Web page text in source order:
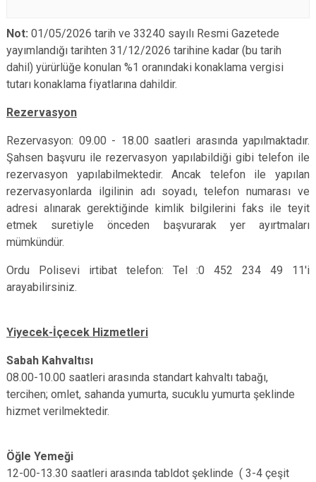
Not: 01/05/2026 tarih ve 33240 sayılı Resmi Gazetede
yayımlandığı tarihten 31/12/2026 tarihine kadar (bu tarih
dahil) yürürlüğe konulan %1 oranındaki konaklama vergisi
tutarı konaklama fiyatlarına dahildir.
Rezervasyon
Rezervasyon: 09.00 - 18.00 saatleri arasında yapılmaktadır.
Şahsen başvuru ile rezervasyon yapılabildiği gibi telefon ile
rezervasyon yapılabilmektedir. Ancak telefon ile yapılan
rezervasyonlarda ilgilinin adı soyadı, telefon numarası ve
adresi alınarak gerektiğinde kimlik bilgilerini faks ile teyit
etmek suretiyle önceden başvurarak yer ayırtmaları
mümkündür.
Ordu Polisevi irtibat telefon: Tel :0 452 234 49 11'i
arayabilirsiniz.
Yiyecek-İçecek Hizmetleri
Sabah Kahvaltısı
08.00-10.00 saatleri arasında standart kahvaltı tabağı,
tercihen; omlet, sahanda yumurta, sucuklu yumurta şeklinde
hizmet verilmektedir.
Öğle Yemeği
12-00-13.30 saatleri arasında tabldot şeklinde ( 3-4 çeşit